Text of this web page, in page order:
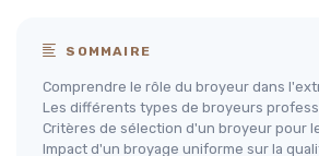
SOMMAIRE
Comprendre le rôle du broyeur dans
Les différents types de broyeurs
Critères de sélection d'un broyeur pour
Impact d'un broyage uniforme sur la